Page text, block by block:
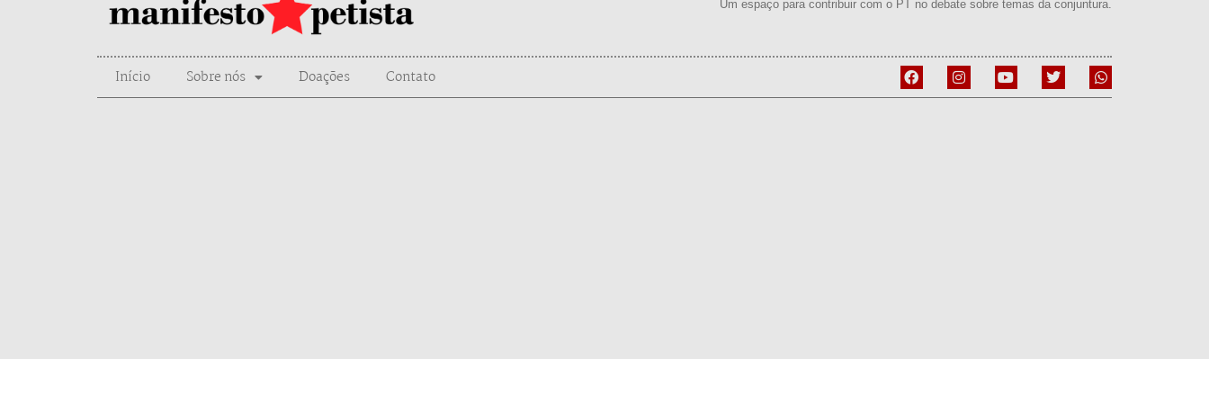
Um espaço para contribuir com o PT no debate sobre temas da conjuntura.
Início Sobre nós Doações Contato